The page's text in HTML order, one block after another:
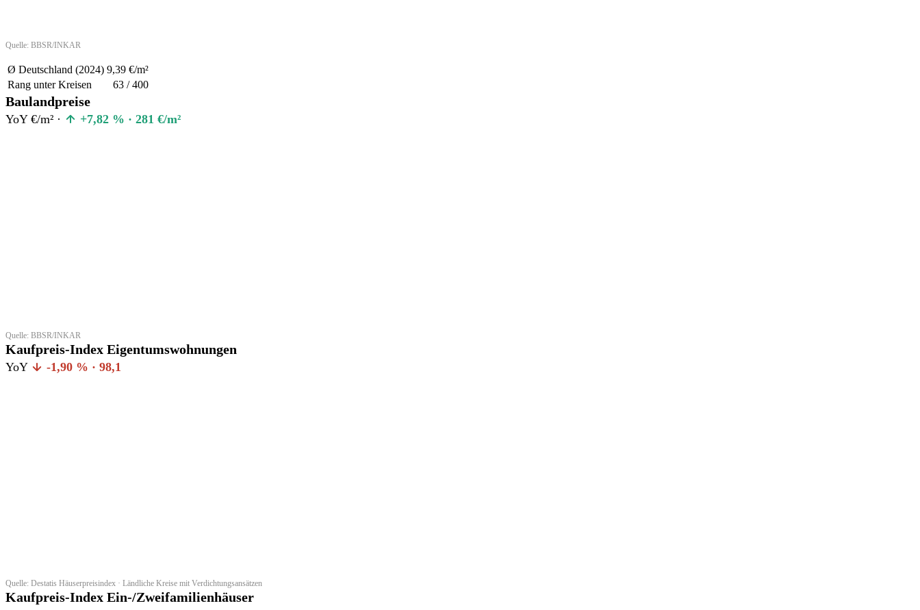
Quelle: BBSR/INKAR
Ø Deutschland (2024) 9,39 €/m²
Rang unter Kreisen
63 / 400
Baulandpreise
YoY €/m² · +7,82 % · 281 €/m²
Quelle: BBSR/INKAR
Kaufpreis-Index Eigentumswohnungen
YoY -1,90 % · 98,1
Quelle: Destatis Häuserpreisindex · Ländliche Kreise mit Verdichtungsansätzen
Kaufpreis-Index Ein-/Zweifamilienhäuser